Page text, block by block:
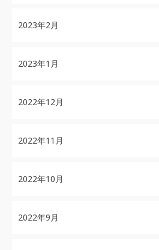
2023年2月
2023年1月
2022年12月
2022年11月
2022年10月
2022年9月